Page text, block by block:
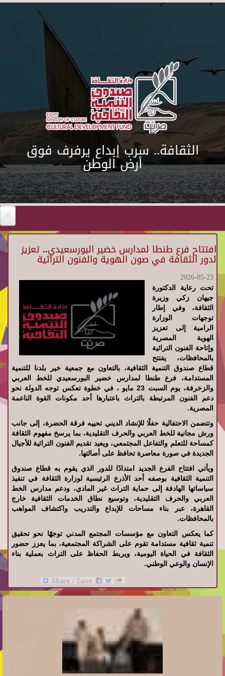
Skip to main content
الثقافة.. سرب إبداع يرفرف فوق
أرض الوطن
افتتاح فرع طنطا لمدارس خضير البورسعيدي.. تعزيز
لدور الثقافة في صون الهوية والفنون التراثية
2026-05-23
تحت رعاية الدكتورة
جيهان زكي وزيرة
الثقافة، وفي إطار
توجهات الوزارة
الرامية إلى تعزيز
الهوية المصرية
وإتاحة الفنون التراثية
بالمحافظات، يفتتح
قطاع صندوق التنمية الثقافية، بالتعاون مع جمعية خير بلدنا للتنمية
المستدامة، فرع طنطا لمدارس خضير البورسعيدي للخط العربي
والزخرفة، يوم السبت 23 مايو ، في خطوة تعكس توجه الدولة نحو
دعم الفنون المرتبطة بالتراث باعتبارها أحد مكونات القوة الناعمة
المصرية.
وتتضمن الاحتفالية حفلًا للإنشاد الديني تحييه فرقة الحضرة، إلى جانب
ورش مجانية للخط العربي والحرف التقليدية، بما يرسخ مفهوم الثقافة
كمساحة للتعلم والتفاعل المجتمعي، ويعيد تقديم الفنون التراثية للأجيال
الجديدة في صورة معاصرة تحافظ على أصالتها.
ويأتي افتتاح الفرع الجديد امتدادًا للدور الذي يقوم به قطاع صندوق
التنمية الثقافية بوصفه أحد الأذرع الرئيسية لوزارة الثقافة في تنفيذ
سياساتها الهادفة إلى حماية التراث غير المادي، ودعم مدارس الخط
العربي والحرف التقليدية، وتوسيع نطاق الخدمات الثقافية خارج
القاهرة، عبر بناء مساحات للإبداع والتدريب واكتشاف المواهب
بالمحافظات.
كما يعكس التعاون مع مؤسسات المجتمع المدني توجهًا نحو تحقيق
تنمية ثقافية مستدامة تقوم على الشراكة المجتمعية، بما يعزز حضور
الثقافة في الحياة اليومية، ويربط الحفاظ على التراث بعملية بناء
الإنسان والوعي الوطني.